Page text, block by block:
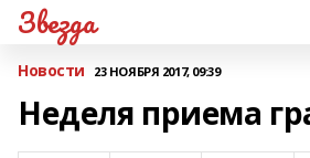
Звезда
Новости 23 НОЯБРЯ 2017, 09:39
Неделя приема